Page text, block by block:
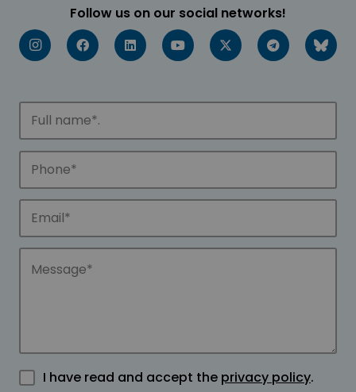
Follow us on our social networks!
I have read and accept the privacy policy.